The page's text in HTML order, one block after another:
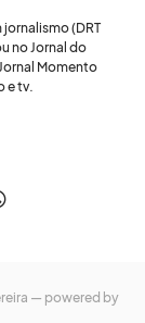
(DRT
no Jornal do
Momento
e tv.
— powered by